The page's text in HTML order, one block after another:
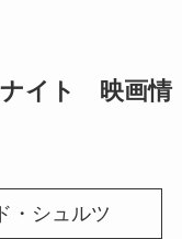
ナイト 映画情
・シュルツ